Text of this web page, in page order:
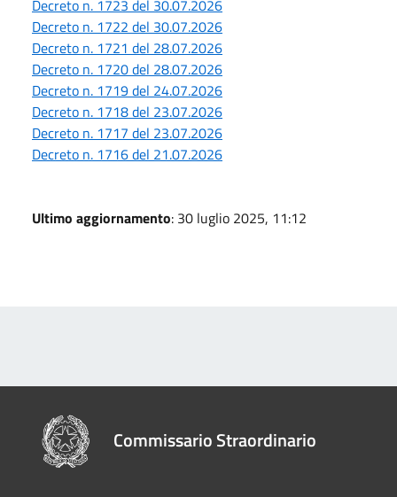
Decreto n. 1723 del 30.07.2026
Decreto n. 1722 del 30.07.2026
Decreto n. 1721 del 28.07.2026
Decreto n. 1720 del 28.07.2026
Decreto n. 1719 del 24.07.2026
Decreto n. 1718 del 23.07.2026
Decreto n. 1717 del 23.07.2026
Decreto n. 1716 del 21.07.2026
Ultimo aggiornamento: 30 luglio 2025, 11:12
Commissario Straordinario